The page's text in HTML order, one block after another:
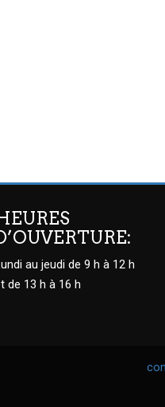
au jeudi de 9 h à 12 h
de 13 h à 16 h